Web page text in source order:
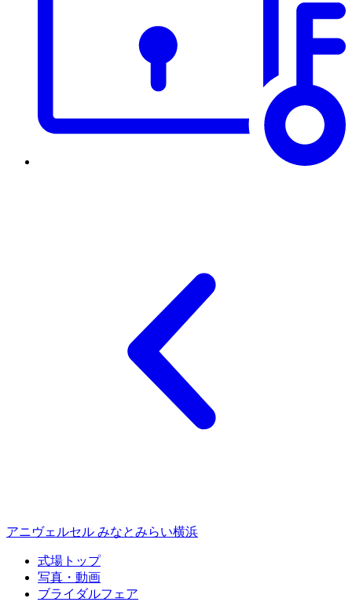
アニヴェルセル みなとみらい横浜
式場トップ
写真・動画
ブライダルフェア